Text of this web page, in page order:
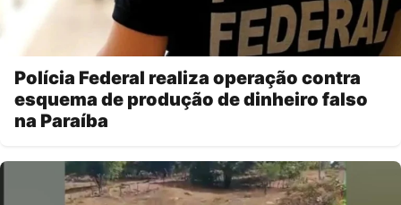
Polícia Federal realiza operação contra
esquema de produção de dinheiro falso
na Paraíba